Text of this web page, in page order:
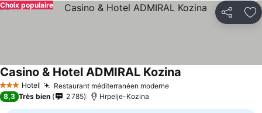
Partager
Choix populaire
3 ÉtoilesHotel Restaurant méditerranéen moderneConsulter les prix
Casino & Hotel ADMIRAL Kozina
8,3 Très bien 2 785 Hrpelje-Kozina